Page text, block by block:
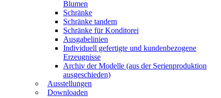
Blumen
Schränke
Schränke tandem
Schränke für Konditorei
Ausgabelinien
Individuell gefertigte und kundenbezogene
Erzeugnisse
Archiv der Modelle (aus der Serienproduktion
ausgeschieden)
Ausstellungen
Downloaden